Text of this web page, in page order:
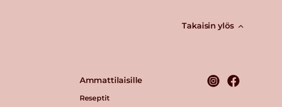
Takaisin ylös
Ammattilaisille
Reseptit